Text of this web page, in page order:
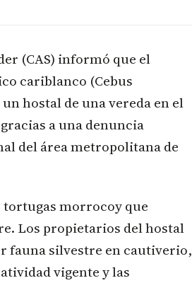
(CAS) informó que el
cariblanco (Cebus
hostal de una vereda en el
a una denuncia
del área metropolitana de
morrocoy que
Los propietarios del hostal
fauna silvestre en cautiverio,
vigente y las